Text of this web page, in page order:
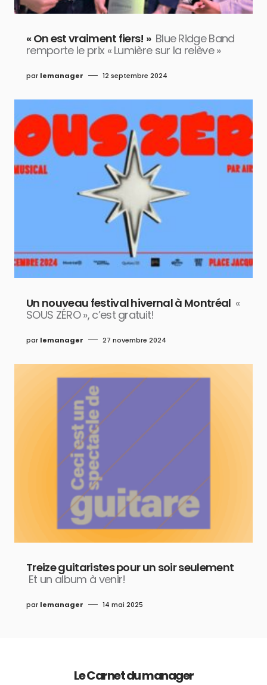
« On est vraiment fiers! » Blue Ridge Band
remporte le prix « Lumière sur la relève »
par lemanager 12 septembre 2024
Un nouveau festival hivernal à Montréal «
SOUS ZÉRO », c’est gratuit!
par lemanager 27 novembre 2024
Treize guitaristes pour un soir seulement
Et un album à venir!
par lemanager 14 mai 2025
Le Carnet du manager